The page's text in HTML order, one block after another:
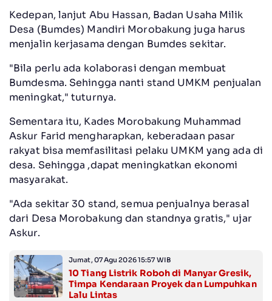
Kedepan, lanjut Abu Hassan, Badan Usaha Milik
Desa (Bumdes) Mandiri Morobakung juga harus
menjalin kerjasama dengan Bumdes sekitar.
"Bila perlu ada kolaborasi dengan membuat
Bumdesma. Sehingga nanti stand UMKM penjualan
meningkat," tuturnya.
Sementara itu, Kades Morobakung Muhammad
Askur Farid mengharapkan, keberadaan pasar
rakyat bisa memfasilitasi pelaku UMKM yang ada di
desa. Sehingga ,dapat meningkatkan ekonomi
masyarakat.
"Ada sekitar 30 stand, semua penjualnya berasal
dari Desa Morobakung dan standnya gratis," ujar
Askur.
Jumat, 07 Agu 2026 15:57 WIB
10 Tiang Listrik Roboh di Manyar Gresik,
Timpa Kendaraan Proyek dan Lumpuhkan
Lalu Lintas